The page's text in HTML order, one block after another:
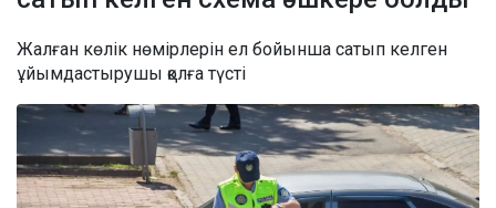
Жалған көлік нөмірлерін ел бойынша сатып келген
ұйымдастырушы қолға түсті